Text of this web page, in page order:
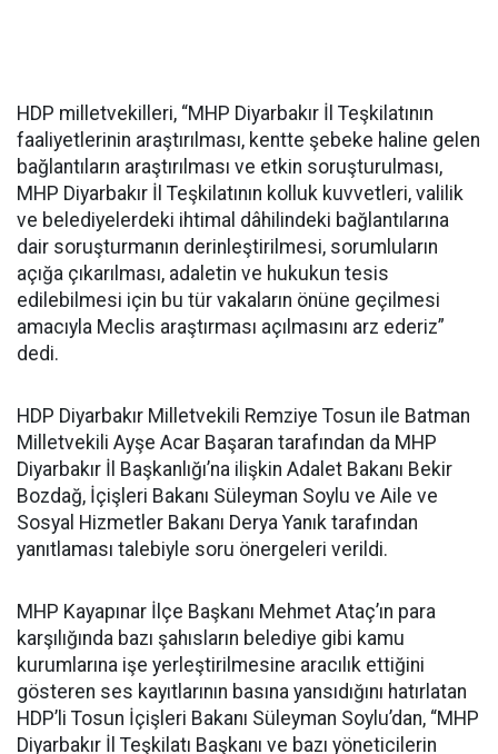
HDP milletvekilleri, “MHP Diyarbakır İl Teşkilatının
faaliyetlerinin araştırılması, kentte şebeke haline gelen
bağlantıların araştırılması ve etkin soruşturulması,
MHP Diyarbakır İl Teşkilatının kolluk kuvvetleri, valilik
ve belediyelerdeki ihtimal dâhilindeki bağlantılarına
dair soruşturmanın derinleştirilmesi, sorumluların
açığa çıkarılması, adaletin ve hukukun tesis
edilebilmesi için bu tür vakaların önüne geçilmesi
amacıyla Meclis araştırması açılmasını arz ederiz”
dedi.
HDP Diyarbakır Milletvekili Remziye Tosun ile Batman
Milletvekili Ayşe Acar Başaran tarafından da MHP
Diyarbakır İl Başkanlığı’na ilişkin Adalet Bakanı Bekir
Bozdağ, İçişleri Bakanı Süleyman Soylu ve Aile ve
Sosyal Hizmetler Bakanı Derya Yanık tarafından
yanıtlaması talebiyle soru önergeleri verildi.
MHP Kayapınar İlçe Başkanı Mehmet Ataç’ın para
karşılığında bazı şahısların belediye gibi kamu
kurumlarına işe yerleştirilmesine aracılık ettiğini
gösteren ses kayıtlarının basına yansıdığını hatırlatan
HDP’li Tosun İçişleri Bakanı Süleyman Soylu’dan, “MHP
Diyarbakır İl Teşkilatı Başkanı ve bazı yöneticilerin